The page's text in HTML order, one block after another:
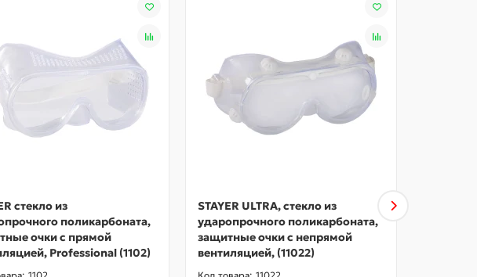
стекло из
поликарбоната,
очки с прямой
Professional (1102)
STAYER ULTRA, стекло из
ударопрочного поликарбоната,
защитные очки с непрямой
вентиляцией, (11022)